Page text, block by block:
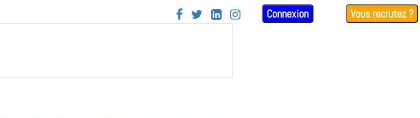
    Connexion Vous recrutez ?